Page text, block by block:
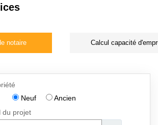
notaire Calcul capacité